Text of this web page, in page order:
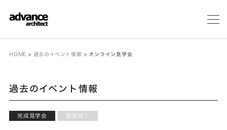
メ
HOME > 過去のイベント情報 > オンライン見学会
過去のイベント情報
完成見学会 開催終了